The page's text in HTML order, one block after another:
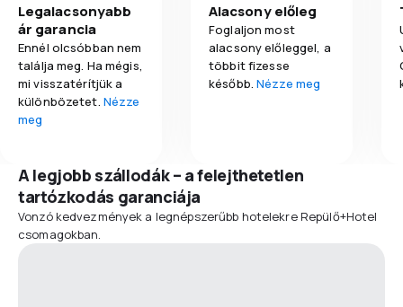
Legalacsonyabb
ár garancia
Ennél olcsóbban nem
találja meg. Ha mégis,
mi visszatérítjük a
különbözetet. Nézze
meg
Alacsony előleg
Foglaljon most
alacsony előleggel, a
többit fizesse
később.Nézze meg
A legjobb szállodák – a felejthetetlen
tartózkodás garanciája
Vonzó kedvezmények a legnépszerűbb hotelekre Repülő+Hotel
csomagokban.